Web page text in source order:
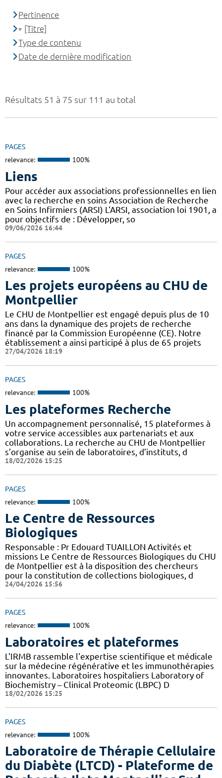
Résultats 51 à 75 sur 111 au total
PAGES
relevance: 100%
Liens
Pour accéder aux associations professionnelles en lien
avec la recherche en soins Association de Recherche
en Soins Infirmiers (ARSI) L'ARSI, association loi 1901, a
pour objectifs de : Développer, so
09/06/2026 16:44
PAGES
relevance: 100%
Les projets européens au CHU de
Montpellier
Le CHU de Montpellier est engagé depuis plus de 10
ans dans la dynamique des projets de recherche
financé par la Commission Européenne (CE). Notre
établissement a ainsi participé à plus de 65 projets
27/04/2026 18:19
PAGES
relevance: 100%
Les plateformes Recherche
Un accompagnement personnalisé, 15 plateformes à
votre service accessibles aux partenariats et aux
collaborations. La recherche au CHU de Montpellier
s’organise au sein de laboratoires, d’instituts, d
18/02/2026 15:25
PAGES
relevance: 100%
Le Centre de Ressources
Biologiques
Responsable : Pr Edouard TUAILLON Activités et
missions Le Centre de Ressources Biologiques du CHU
de Montpellier est à la disposition des chercheurs
pour la constitution de collections biologiques, d
24/04/2026 15:56
PAGES
relevance: 100%
Laboratoires et plateformes
L'IRMB rassemble l'expertise scientifique et médicale
sur la médecine régénérative et les immunothérapies
innovantes. Laboratoires hospitaliers Laboratory of
Biochemistry – Clinical Proteomic (LBPC) D
18/02/2026 15:25
PAGES
relevance: 100%
Laboratoire de Thérapie Cellulaire
du Diabète (LTCD) - Plateforme de
Pertinence
[Titre]
Type de contenu
Date de dernière modification